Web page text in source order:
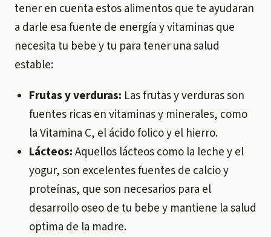
tener en cuenta estos alimentos que te ayudaran
a darle esa fuente de energía y vitaminas que
necesita tu bebe y tu para tener una salud
estable:
Frutas y verduras: Las frutas y verduras son
fuentes ricas en vitaminas y minerales, como
la Vitamina C, el ácido folico y el hierro.
Lácteos:Aquellos lácteos como la leche y el
yogur, son excelentes fuentes de calcio y
proteínas, que son necesarios para el
desarrollo oseo de tu bebe y mantiene la salud
optima de la madre.